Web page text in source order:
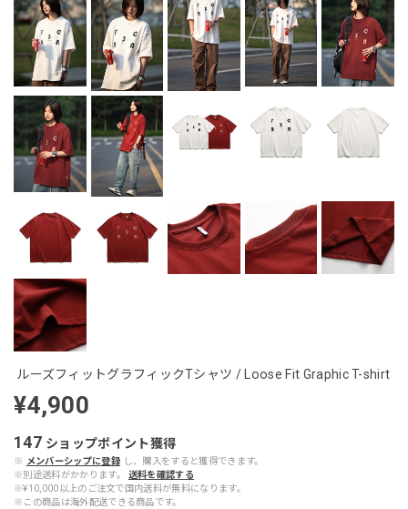
ルーズフィットグラフィックTシャツ / Loose Fit Graphic T-shirt
¥4,900
147 ショップポイント獲得
※ メンバーシップに登録 し、購入をすると獲得できます。
※別途送料がかかります。
送料を確認する
※¥10,000以上のご注文で国内送料が無料になります。
※この商品は海外配送できる商品です。